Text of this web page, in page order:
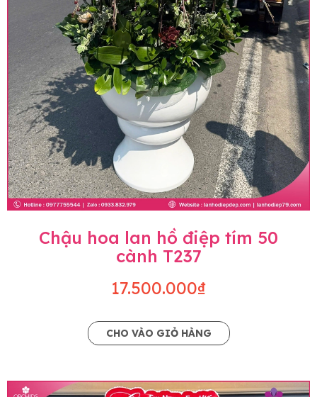
Chậu hoa lan hồ điệp tím 50
cành T237
17.500.000₫
CHO VÀO GIỎ HÀNG